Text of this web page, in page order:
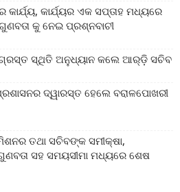
କାର୍ଯ୍ୟର ଏକ ସପ୍ତାହ ମଧ୍ୟରେ
ଗୁଣବତା କୁ ନେଇ ପ୍ରଶ୍ନବାଚୀ
ସ୍ଥିତି ଅନୁଧ୍ୟାନ କଲେ ଆର୍‌ଡ଼ି ସଚିବ
ଦ୍ୱାରସ୍ତ ହେଲେ ବରାଳପୋଖରୀ
ତଥା ସଚିବଙ୍କ ସମୀକ୍ଷା,
ସହ ସମୟସୀମା ମଧ୍ୟରେ ଶେଷ